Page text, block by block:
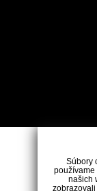
Súbory
používame
našich